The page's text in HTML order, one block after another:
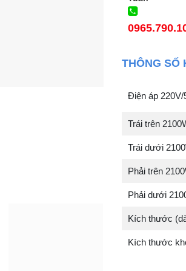
THÔNG SỐ
Điện áp 220V/
Trái trên
Trái dưới
Phải trên
Phải dưới
Kích thước
Kích thước